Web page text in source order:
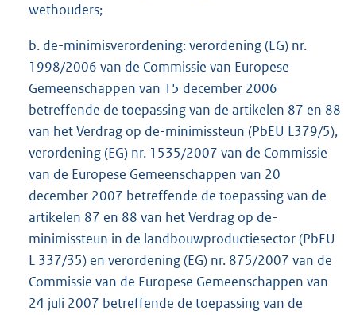
wethouders;
b. de-minimisverordening: verordening (EG) nr.
1998/2006 van de Commissie van Europese
Gemeenschappen van 15 december 2006
betreffende de toepassing van de artikelen 87 en 88
van het Verdrag op de-minimissteun (PbEU L379/5),
verordening (EG) nr. 1535/2007 van de Commissie
van de Europese Gemeenschappen van 20
december 2007 betreffende de toepassing van de
artikelen 87 en 88 van het Verdrag op de-
minimissteun in de landbouwproductiesector (PbEU
L 337/35) en verordening (EG) nr. 875/2007 van de
Commissie van de Europese Gemeenschappen van
24 juli 2007 betreffende de toepassing van de